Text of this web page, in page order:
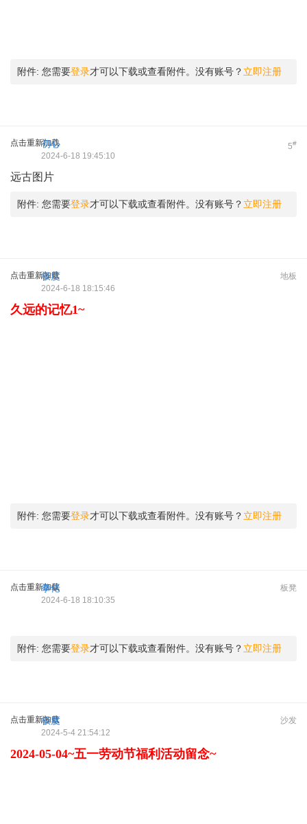
附件: 您需要登录才可以下载或查看附件。没有账号？ 立即注册
点击重新加载 5#
初心
2024-6-18 19:45:10
远古图片
附件: 您需要登录才可以下载或查看附件。没有账号？ 立即注册
点击重新加载 地板
极度
2024-6-18 18:15:46
久远的记忆1~
附件: 您需要登录才可以下载或查看附件。没有账号？ 立即注册
点击重新加载 板凳
拳佬
2024-6-18 18:10:35
附件: 您需要登录才可以下载或查看附件。没有账号？ 立即注册
点击重新加载 沙发
极度
2024-5-4 21:54:12
2024-05-04~五一劳动节福利活动留念~